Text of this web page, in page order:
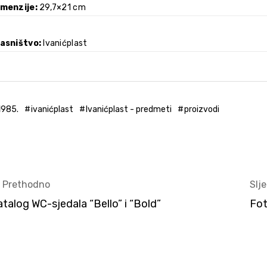
29,7×21 cm
Ivanićplast
ivanićplast Ivanićplast - predmeti proizvodi
Prethodno
WC-sjedala “Bello” i “Bold”